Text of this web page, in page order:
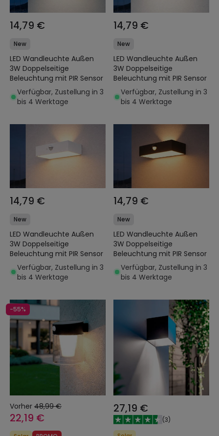
14,79 €
New
LED Wandleuchte Außen
3W Doppelseitige
Beleuchtung mit PIR Sensor
Verfügbar, Zustellung in 3
bis 4 Werktage
14,79 €
New
LED Wandleuchte Außen
3W Doppelseitige
Beleuchtung mit PIR Sensor
Verfügbar, Zustellung in 3
bis 4 Werktage
14,79 €
New
LED Wandleuchte Außen
3W Doppelseitige
Beleuchtung mit PIR Sensor
Verfügbar, Zustellung in 3
bis 4 Werktage
14,79 €
New
LED Wandleuchte Außen
3W Doppelseitige
Beleuchtung mit PIR Sensor
Verfügbar, Zustellung in 3
bis 4 Werktage
-55%
Vorher 48,99 €
22,19 €
27,19 €
(3)